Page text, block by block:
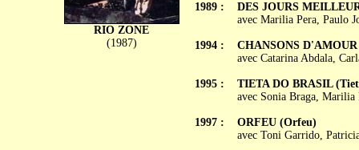
RIO ZONE
(1987)
1989 :
1994 :
1995 :
1997 :
DES JOURS
avec Marilia Pera, Paulo
CHANSONS
avec Catarina Abdala,
TIETA DO BRASIL
avec Sonia Braga,
ORFEU (Orfeu)
avec Toni Garrido,